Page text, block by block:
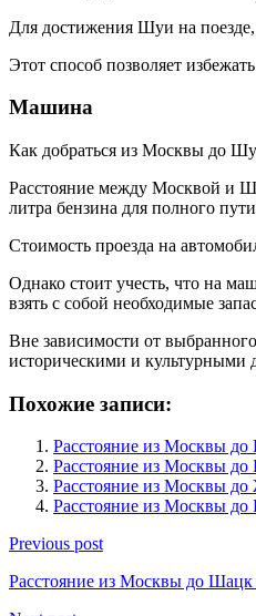
Для достижения Шуи на поезде,
Этот способ позволяет
Машина
Как добраться из Москвы до
Расстояние между Москвой и
литра бензина для полного
Стоимость проезда на
Однако стоит учесть, что на
взять с собой необходимые
Вне зависимости от
историческими и культурными
Похожие записи:
Расстояние из Москвы до
Расстояние из Москвы до
Расстояние из Москвы до
Расстояние из Москвы до
Previous post
Расстояние из Москвы до